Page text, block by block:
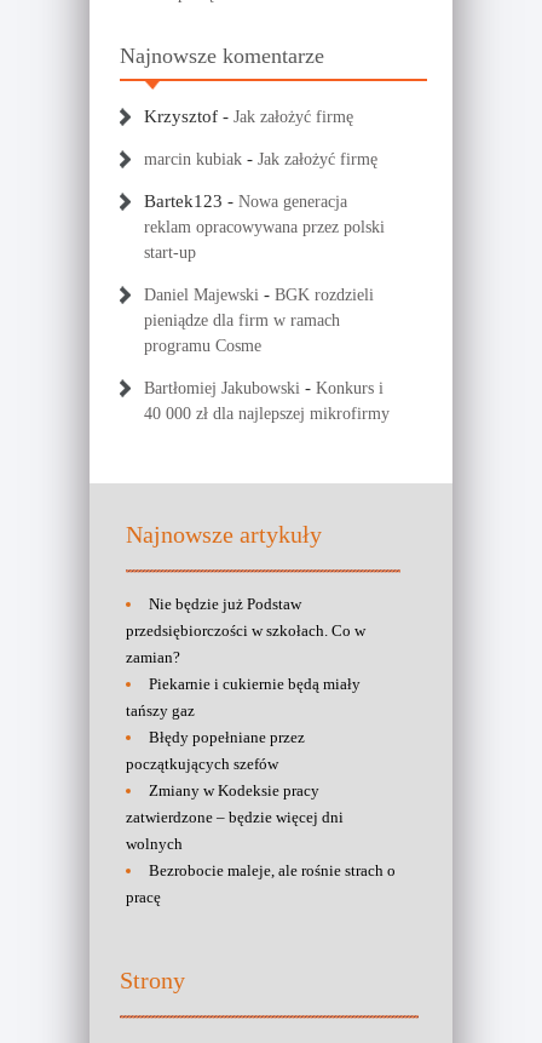
Najnowsze komentarze
Krzysztof - Jak założyć firmę
marcin kubiak - Jak założyć firmę
Bartek123 - Nowa generacja
reklam opracowywana przez polski
start-up
Daniel Majewski - BGK rozdzieli
pieniądze dla firm w ramach
programu Cosme
Bartłomiej Jakubowski - Konkurs i
40 000 zł dla najlepszej mikrofirmy
Najnowsze artykuły
Nie będzie już Podstaw
przedsiębiorczości w szkołach. Co w
zamian?
Piekarnie i cukiernie będą miały
tańszy gaz
Błędy popełniane przez
początkujących szefów
Zmiany w Kodeksie pracy
zatwierdzone – będzie więcej dni
wolnych
Bezrobocie maleje, ale rośnie strach o
pracę
Strony